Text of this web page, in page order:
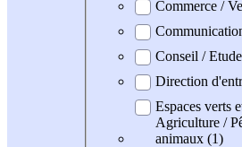
Commerce /
Conseil /
Direction
Espaces verts
Agriculture /
animaux (1)